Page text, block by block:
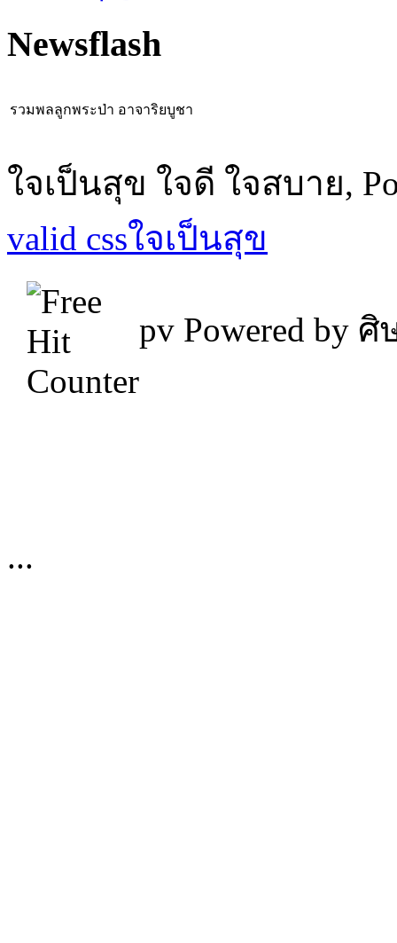
Newsflash
รวมพลลูกพระป่า อาจาริยบูชา
ใจเป็นสุข ใจดี ใจสบาย,
valid cssใจเป็นสุข
pv Powered by ศิ
...